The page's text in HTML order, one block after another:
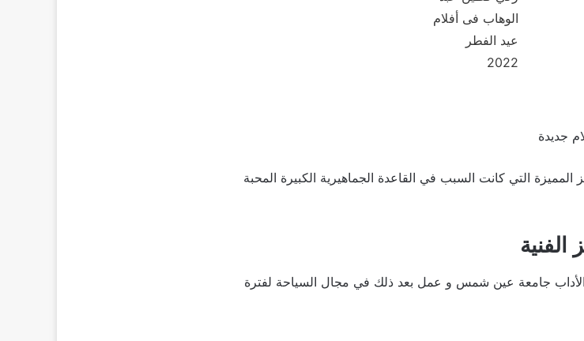
جديدة
التي كانت السبب في القاعدة الجماهيرية الكبيرة المحبة
في عام 1971 وإلتحق بكلية الأداب جامعة عين شمس و عمل بعد ذلك في مجال السياحة لفترة